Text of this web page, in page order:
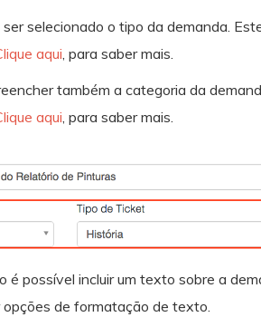
ser selecionado o tipo da demanda.
aqui , para saber mais.
também a categoria da
aqui , para saber mais.
é possível incluir um texto sobre a
de formatação de texto.